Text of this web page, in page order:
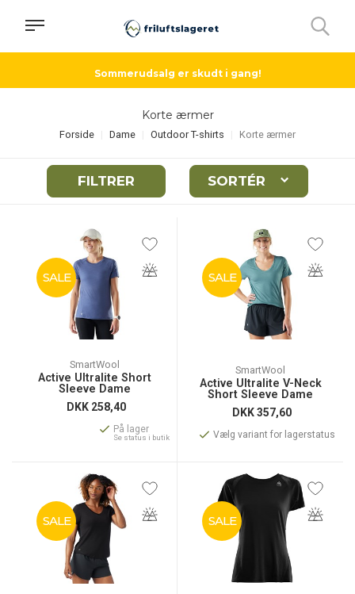
Sommerudsalg er skudt i gang!
Korte ærmer
Forside Dame Outdoor T-shirts Korte ærmer
FILTRER SORTÉR
SALE
SmartWool
Active Ultralite Short
Sleeve Dame
DKK 258,40
På lager
Se status i butik
SALE
SmartWool
Active Ultralite V-Neck
Short Sleeve Dame
DKK357,60
Vælg variant for lagerstatus
SALE SALE